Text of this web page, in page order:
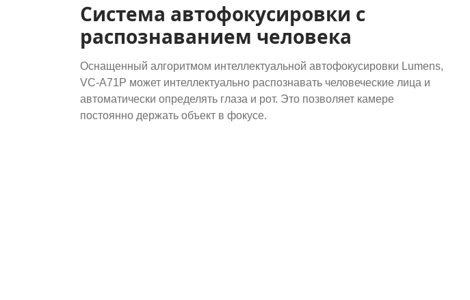
Система автофокусировки с
распознаванием человека
Оснащенный алгоритмом интеллектуальной автофокусировки Lumens,
VC-A71P может интеллектуально распознавать человеческие лица и
автоматически определять глаза и рот. Это позволяет камере
постоянно держать объект в фокусе.